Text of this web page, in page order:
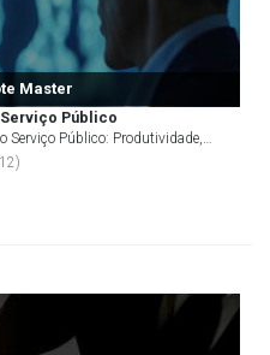
Master
Público
Serviço Público: Produtividade,
)